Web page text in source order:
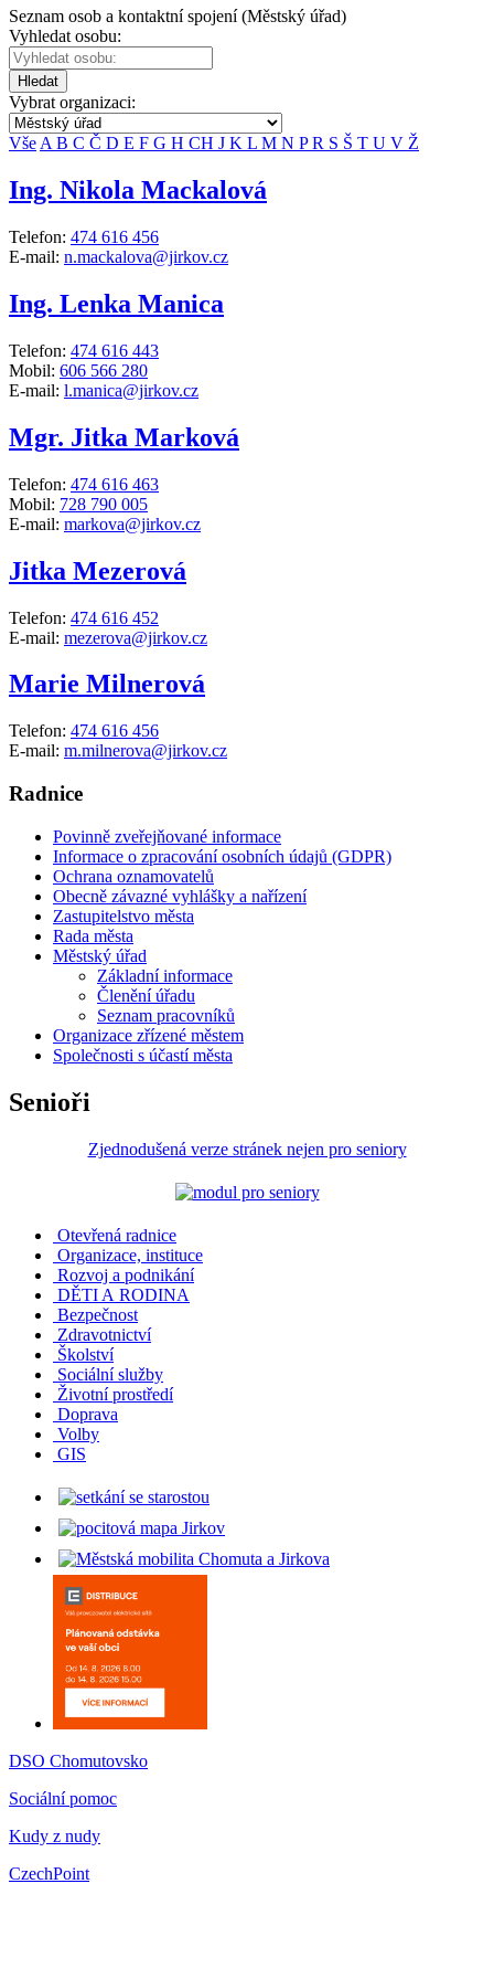
Seznam osob a kontaktní spojení (Městský úřad)
Vyhledat osobu:
Hledat
Vybrat organizaci:
Vše A B C Č D E F G H CH J K L M N PR S Š T U V Ž
Ing. Nikola Mackalová
Telefon: 474 616 456
E-mail: n.mackalova@jirkov.cz
Ing. Lenka Manica
Telefon: 474 616 443
Mobil: 606 566 280
E-mail: l.manica@jirkov.cz
Mgr. Jitka Marková
Telefon: 474 616 463
Mobil: 728 790 005
E-mail: markova@jirkov.cz
Jitka Mezerová
Telefon: 474 616 452
E-mail: mezerova@jirkov.cz
Marie Milnerová
Telefon: 474 616 456
E-mail: m.milnerova@jirkov.cz
Radnice
Povinně zveřejňované informace
Informace o zpracování osobních údajů (GDPR)
Ochrana oznamovatelů
Obecně závazné vyhlášky a nařízení
Zastupitelstvo města
Rada města
Městský úřad
Základní informace
Členění úřadu
Seznam pracovníků
Organizace zřízené městem
Společnosti s účastí města
Senioři
Zjednodušená verze stránek nejen pro seniory
Otevřená radnice
Organizace, instituce
Rozvoj a podnikání
DĚTI A RODINA
Bezpečnost
Zdravotnictví
Školství
Sociální služby
Životní prostředí
Doprava
Volby
GIS
DSO Chomutovsko
Sociální pomoc
Kudy z nudy
CzechPoint